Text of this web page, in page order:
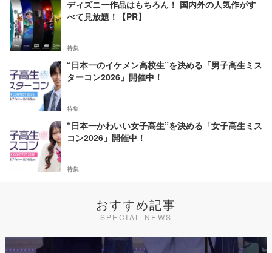
ディズニー作品はもちろん！ 国内外の人気作がす
べて見放題！【PR】
特集
“日本一のイケメン高校生”を決める「男子高生ミス
ターコン2026」開催中！
特集
“日本一かわいい女子高生”を決める「女子高生ミス
コン2026」開催中！
特集
おすすめ記事
SPECIAL NEWS